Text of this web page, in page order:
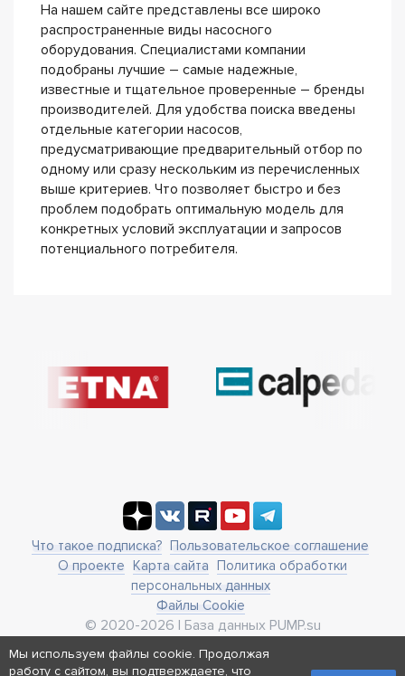
На нашем сайте представлены все широко
распространенные виды насосного
оборудования. Специалистами компании
подобраны лучшие – самые надежные,
известные и тщательное проверенные – бренды
производителей. Для удобства поиска введены
отдельные категории насосов,
предусматривающие предварительный отбор по
одному или сразу нескольким из перечисленных
выше критериев. Что позволяет быстро и без
проблем подобрать оптимальную модель для
конкретных условий эксплуатации и запросов
потенциального потребителя.
Что такое подписка? Пользовательское соглашение
О проекте Карта сайта Политика обработки
персональных данных
Файлы Cookie
© 2020-2026 | База данных PUMP.su
г. Москва, ул. Ленинская Слобода 19
Мы используем файлы cookie. Продолжая
работу с сайтом, вы подтверждаете, что